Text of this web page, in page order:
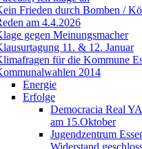
Frieden durch Bomben /
am 4.4.2026
gegen Meinungsmacher
11. & 12. Januar
für die Kommune
2014
Energie
Erfolge
Democracia Real
am 15.Oktober
Jugendzentrum
Widerstand